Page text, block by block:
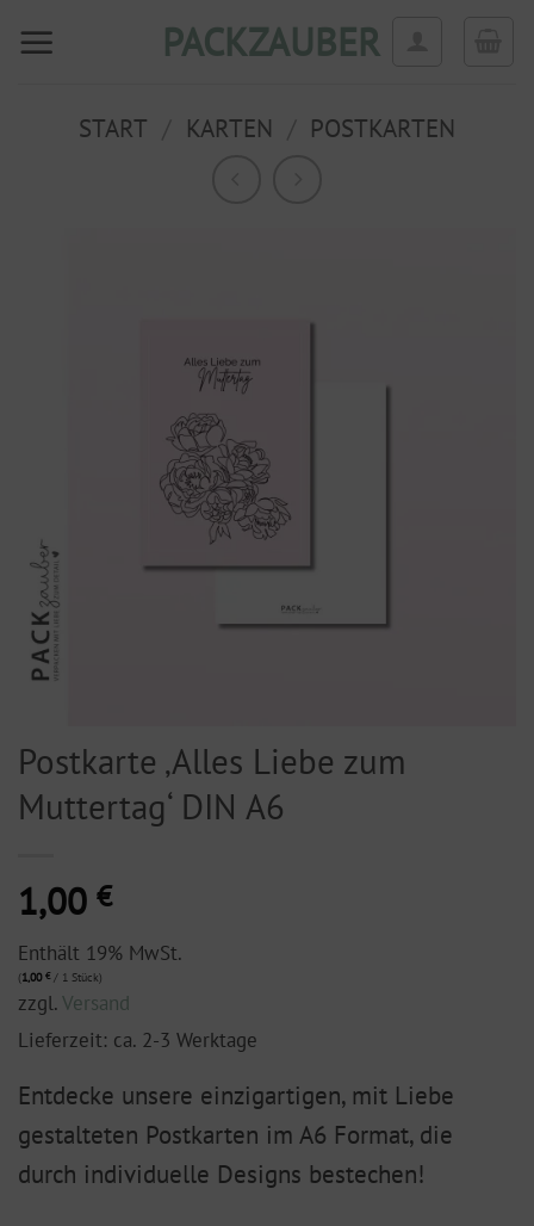
Inhalt
PACKZAUBER
START KARTEN POSTKARTEN
Postkarte ‚Alles Liebe zum
Muttertag‘ DIN A6
1,00 €
Enthält 19% MwSt.
(1,00 €/ 1 Stück)
zzgl.Versand
Lieferzeit: ca. 2-3 Werktage
Entdecke unsere einzigartigen, mit Liebe
gestalteten Postkarten im A6 Format, die
durch individuelle Designs bestechen!